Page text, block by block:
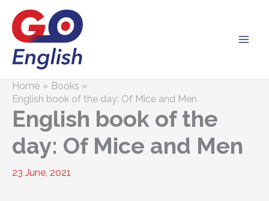
content
Home
Books
English book of the day: Of Mice and Men
English book of the
day: Of Mice and Men
23 June, 2021